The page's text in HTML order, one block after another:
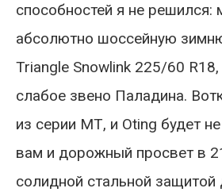
способностей я не решился:
абсолютно шоссейную
Triangle Snowlink 225/60 R18,
слабое звено Паладина.
из серии МТ, и Oting будет
вам и дорожный просвет в
солидной стальной защитой